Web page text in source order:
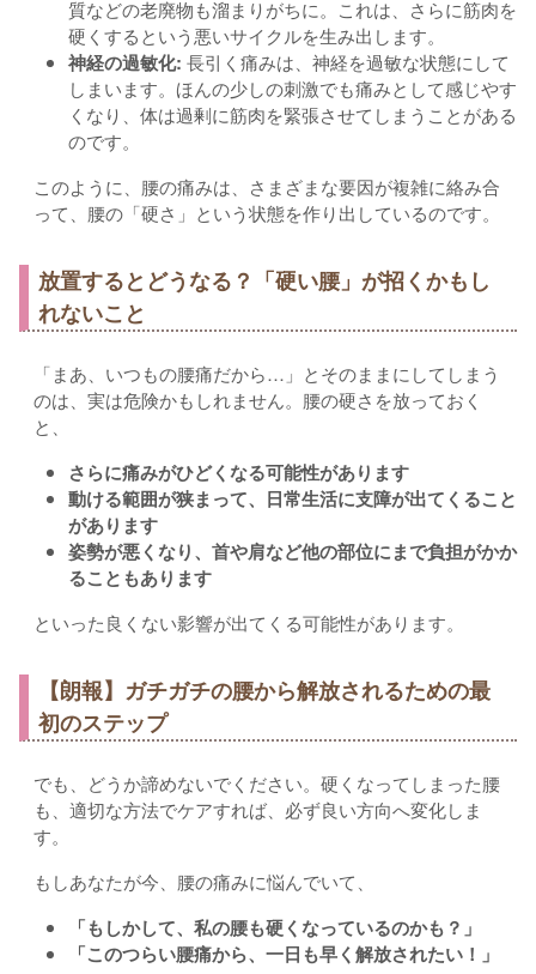
質などの老廃物も溜まりがちに。これは、さらに筋肉を
硬くするという悪いサイクルを生み出します。
神経の過敏化: 長引く痛みは、神経を過敏な状態にして
しまいます。ほんの少しの刺激でも痛みとして感じやす
くなり、体は過剰に筋肉を緊張させてしまうことがある
のです。
このように、腰の痛みは、さまざまな要因が複雑に絡み合
って、腰の「硬さ」という状態を作り出しているのです。
放置するとどうなる？「硬い腰」が招くかもし
れないこと
「まあ、いつもの腰痛だから…」とそのままにしてしまう
のは、実は危険かもしれません。腰の硬さを放っておく
と、
さらに痛みがひどくなる可能性があります
動ける範囲が狭まって、日常生活に支障が出てくること
があります
姿勢が悪くなり、首や肩など他の部位にまで負担がかか
ることもあります
といった良くない影響が出てくる可能性があります。
【朗報】ガチガチの腰から解放されるための最
初のステップ
でも、どうか諦めないでください。硬くなってしまった腰
も、適切な方法でケアすれば、必ず良い方向へ変化しま
す。
もしあなたが今、腰の痛みに悩んでいて、
「もしかして、私の腰も硬くなっているのかも？」
「このつらい腰痛から、一日も早く解放されたい！」